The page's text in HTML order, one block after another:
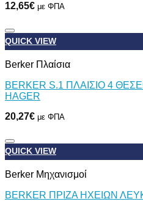
12,65€ με ΦΠΑ
QUICK VIEW
Berker Πλαίσια
BERKER S.1 ΠΛΑΙΣΙΟ 4
HAGER
20,27€ με ΦΠΑ
QUICK VIEW
Berker Μηχανισμοί
BERKER ΠΡΙΖΑ ΗΧΕΙΩΝ